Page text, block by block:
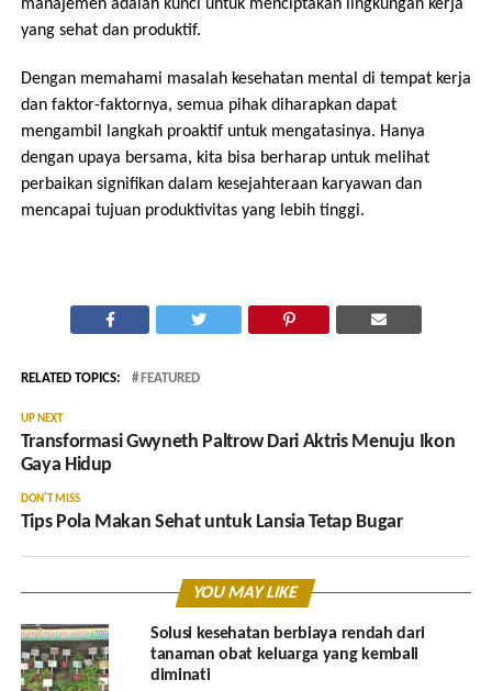
manajemen adalah kunci untuk menciptakan lingkungan kerja
yang sehat dan produktif.
Dengan memahami masalah kesehatan mental di tempat kerja
dan faktor-faktornya, semua pihak diharapkan dapat
mengambil langkah proaktif untuk mengatasinya. Hanya
dengan upaya bersama, kita bisa berharap untuk melihat
perbaikan signifikan dalam kesejahteraan karyawan dan
mencapai tujuan produktivitas yang lebih tinggi.
RELATED TOPICS: FEATURED
UP NEXT
Transformasi Gwyneth Paltrow Dari Aktris Menuju Ikon
Gaya Hidup
DON'T MISS
Tips Pola Makan Sehat untuk Lansia Tetap Bugar
YOU MAY LIKE
Solusi kesehatan berbiaya rendah dari
tanaman obat keluarga yang kembali
diminati